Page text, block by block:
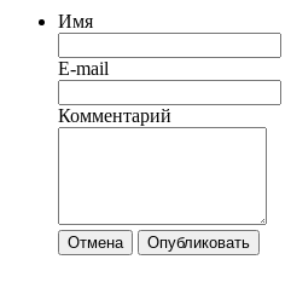
Имя
E-mail
Комментарий
Отмена Опубликовать